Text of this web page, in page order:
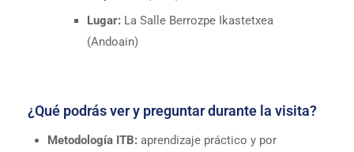
Lugar: La Salle Berrozpe Ikastetxea
(Andoain)
¿Qué podrás ver y preguntar durante la visita?
Metodología ITB: aprendizaje práctico y por